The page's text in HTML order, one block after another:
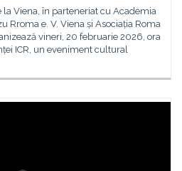
Viena, în parteneriat cu Academia
Rroma e. V. Viena și Asociația Roma
vineri, 20 februarie 2026, ora
ICR, un eveniment cultural